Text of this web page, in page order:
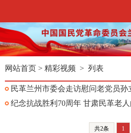
网站首页 > 精彩视频 > 列表
民革兰州市委会走访慰问老党员孙
纪念抗战胜利70周年 甘肃民革老人的点滴
共2条 1